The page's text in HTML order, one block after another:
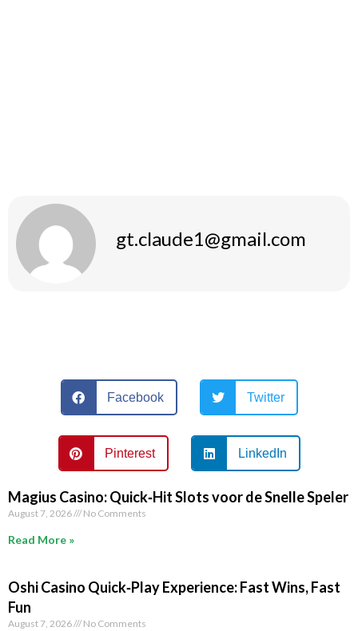
gt.claude1@gmail.com
Facebook Twitter
Pinterest LinkedIn
Magius Casino: Quick‑Hit Slots voor de Snelle Speler
August 7, 2026 No Comments
Read More »
Oshi Casino Quick‑Play Experience: Fast Wins, Fast
Fun
August 7, 2026 No Comments